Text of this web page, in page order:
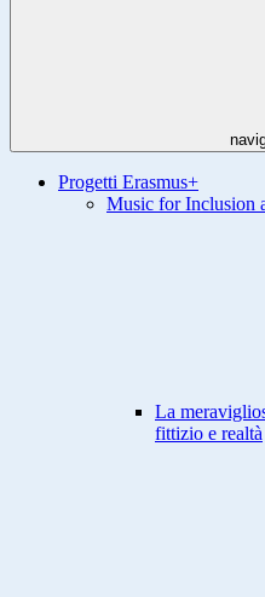
Progetti Erasmus+
Music for Inclusion
La
fittizio e realtà